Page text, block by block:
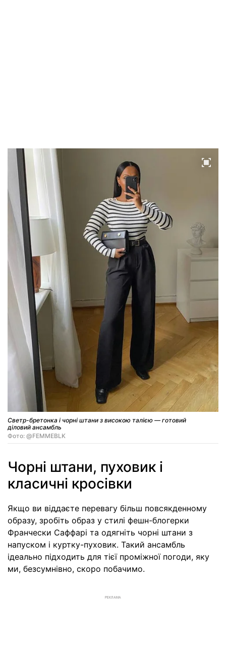
Светр-бретонка і чорні штани з високою талією — готовий
діловий ансамбль
Фото: @FEMMEBLK
Чорні штани, пуховик і
класичні кросівки
Якщо ви віддаєте перевагу більш повсякденному
образу, зробіть образ у стилі фешн-блогерки
Франчески Саффарі та одягніть чорні штани з
напуском і куртку-пуховик. Такий ансамбль
ідеально підходить для тієї проміжної погоди, яку
ми, безсумнівно, скоро побачимо.
РЕКЛАМА